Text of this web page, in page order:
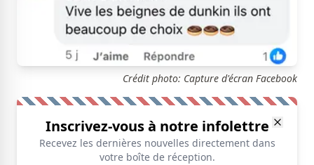
Crédit photo: Capture d'écran Facebook
Inscrivez-vous à notre infolettre
Recevez les dernières nouvelles directement dans
votre boîte de réception.